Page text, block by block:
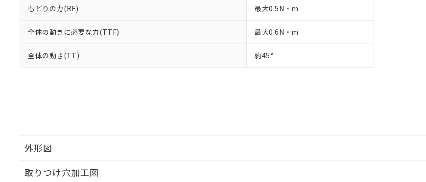
もどりの力(RF) 最大0.5N・m
全体の動きに必要な力(TTF) 最大0.6N・m
全体の動き(TT) 約45°
外形図
取りつけ穴加工図